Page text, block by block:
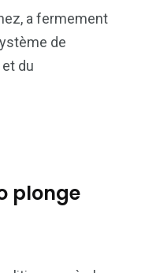
a fermement
de
du
plonge